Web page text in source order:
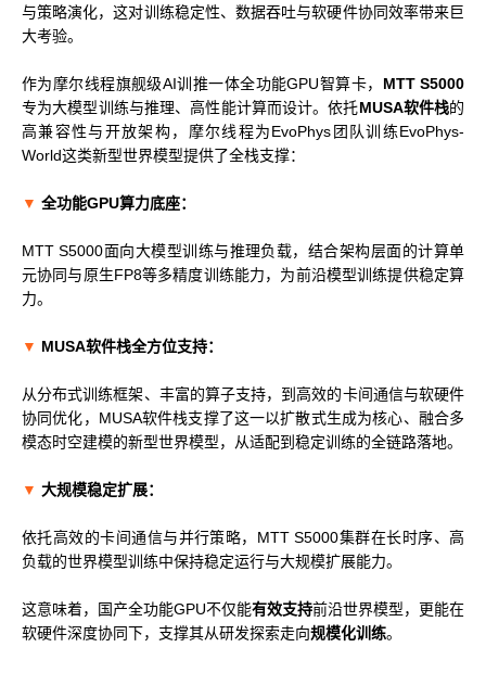
与策略演化，这对训练稳定性、数据吞吐与软硬件协同效率带来巨
大考验。
作为摩尔线程旗舰级AI训推一体全功能GPU智算卡， MTT S5000
专为大模型训练与推理、高性能计算而设计。依托MUSA软件栈的
高兼容性与开放架构，摩尔线程为EvoPhys团队训练EvoPhys-
World这类新型世界模型提供了全栈支撑：
▼ 全功能GPU算力底座：
MTT S5000面向大模型训练与推理负载，结合架构层面的计算单
元协同与原生FP8等多精度训练能力，为前沿模型训练提供稳定算
力。
▼ MUSA软件栈全方位支持：
从分布式训练框架、丰富的算子支持，到高效的卡间通信与软硬件
协同优化，MUSA软件栈支撑了这一以扩散式生成为核心、融合多
模态时空建模的新型世界模型，从适配到稳定训练的全链路落地。
▼ 大规模稳定扩展：
依托高效的卡间通信与并行策略，MTT S5000集群在长时序、高
负载的世界模型训练中保持稳定运行与大规模扩展能力。
这意味着，国产全功能GPU不仅能有效支持前沿世界模型，更能在
软硬件深度协同下，支撑其从研发探索走向规模化训练。